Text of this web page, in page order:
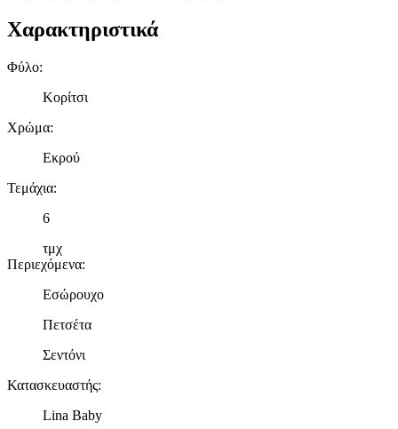
Χαρακτηριστικά
Φύλο:
Κορίτσι
Χρώμα:
Εκρού
Τεμάχια:
6
τμχ
Περιεχόμενα:
Εσώρουχο
Πετσέτα
Σεντόνι
Κατασκευαστής:
Lina Baby